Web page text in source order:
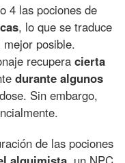
4 las pociones de
, lo que se traduce
posible.
recuperacierta
durante algunos
Sin embargo,
de las pociones